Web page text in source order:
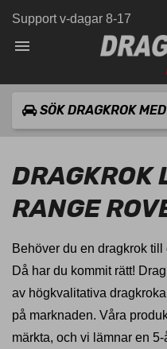
Support v-dagar 8-17

SÖK DRAGKROK
DRAGKROK
RANGE
Behöver du en dragkrok
Då har du kommit rätt!
av högkvalitativa
på marknaden. Våra
märkta, och vi lämnar en